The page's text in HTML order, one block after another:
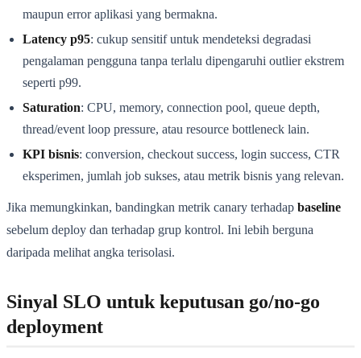
maupun error aplikasi yang bermakna.
Latency p95: cukup sensitif untuk mendeteksi degradasi
pengalaman pengguna tanpa terlalu dipengaruhi outlier ekstrem
seperti p99.
Saturation: CPU, memory, connection pool, queue depth,
thread/event loop pressure, atau resource bottleneck lain.
KPI bisnis: conversion, checkout success, login success, CTR
eksperimen, jumlah job sukses, atau metrik bisnis yang relevan.
Jika memungkinkan, bandingkan metrik canary terhadap baseline
sebelum deploy dan terhadap grup kontrol. Ini lebih berguna
daripada melihat angka terisolasi.
Sinyal SLO untuk keputusan go/no-go
deployment